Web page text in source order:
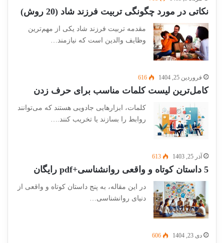
نکاتی در مورد چگونگی تربیت فرزند شاد (20 روش)
مقدمه تربیت فرزند شاد یکی از مهم‌ترین
وظایف والدین است که نیازمند…
فروردین 25, 1404 616
کامل‌ترین لیست کلمات مناسب برای حرف زدن
کلمات، ابزارهایی جادویی هستند که می‌توانند
روابط را بسازند یا تخریب کنند.…
آذر 25, 1403 613
5 داستان کوتاه و واقعی روانشناسی+pdf رایگان
در این مقاله، به پنج داستان کوتاه و واقعی از
دنیای روانشناسی…
دی 23, 1404 606